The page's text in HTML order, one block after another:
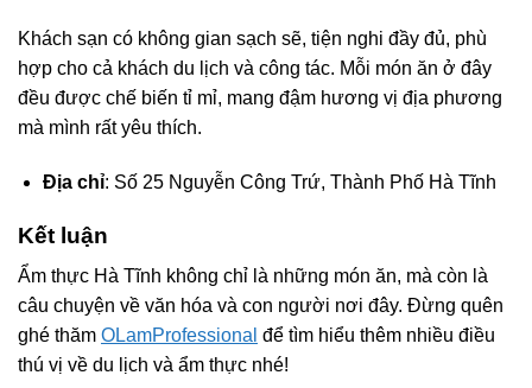
Khách sạn có không gian sạch sẽ, tiện nghi đầy đủ, phù
hợp cho cả khách du lịch và công tác. Mỗi món ăn ở đây
đều được chế biến tỉ mỉ, mang đậm hương vị địa phương
mà mình rất yêu thích.
Địa chỉ: Số 25 Nguyễn Công Trứ, Thành Phố Hà Tĩnh
Kết luận
Ẩm thực Hà Tĩnh không chỉ là những món ăn, mà còn là
câu chuyện về văn hóa và con người nơi đây. Đừng quên
ghé thăm OLamProfessional để tìm hiểu thêm nhiều điều
thú vị về du lịch và ẩm thực nhé!